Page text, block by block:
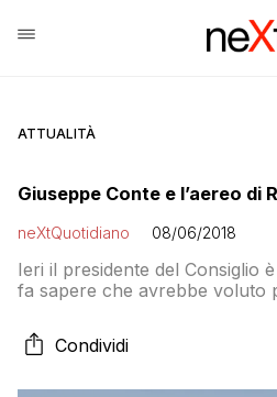
ATTUALITÀ
Giuseppe Conte e l’aereo di
neXtQuotidiano 08/06/2018
Ieri il presidente del Consiglio
fa sapere che avrebbe voluto
Stato, “ma non quello di
credeCondividi